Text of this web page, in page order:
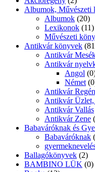
Albumok, Művészeti
Albumok (20)
Lexikonok (11)
Művészeti
Antikvár könyvek
Antikvár
Antikvár
Angol
Német
Antikvár
Antikvár
Antikvár Vallás
Antikvár Zene
Babaváróknak és
Babaváróknak
Ballagókönyvek (2)
BAMBINO LÜK (0)